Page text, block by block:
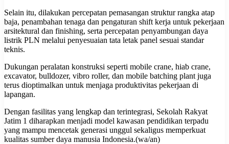
Selain itu, dilakukan percepatan pemasangan struktur rangka atap
baja, penambahan tenaga dan pengaturan shift kerja untuk pekerjaan
arsitektural dan finishing, serta percepatan penyambungan daya
listrik PLN melalui penyesuaian tata letak panel sesuai standar
teknis.
Dukungan peralatan konstruksi seperti mobile crane, hiab crane,
excavator, bulldozer, vibro roller, dan mobile batching plant juga
terus dioptimalkan untuk menjaga produktivitas pekerjaan di
lapangan.
Dengan fasilitas yang lengkap dan terintegrasi, Sekolah Rakyat
Jatim 1 diharapkan menjadi model kawasan pendidikan terpadu
yang mampu mencetak generasi unggul sekaligus memperkuat
kualitas sumber daya manusia Indonesia.(wa/an)